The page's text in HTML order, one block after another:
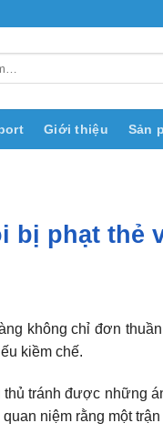
Giới thiệu Sản
bị phạt thẻ
không chỉ đơn
kiềm chế.
tránh được những
niệm rằng một